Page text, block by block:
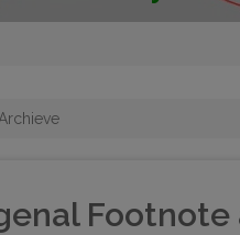
Archieve